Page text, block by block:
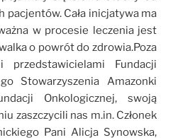
pacjentów. Cała inicjatywa ma
w procesie leczenia jest
o powrót do zdrowia.Poza
przedstawicielami Fundacji
Stowarzyszenia Amazonki
Onkologicznej, swoją
zaszczycili nas m.in. Członek
Pani Alicja Synowska,